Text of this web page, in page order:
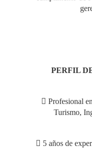
PERFIL
 Profesional
Turismo,
 5 años de